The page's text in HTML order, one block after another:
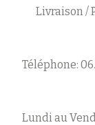
Livraison /
Téléphone:
Lundi au